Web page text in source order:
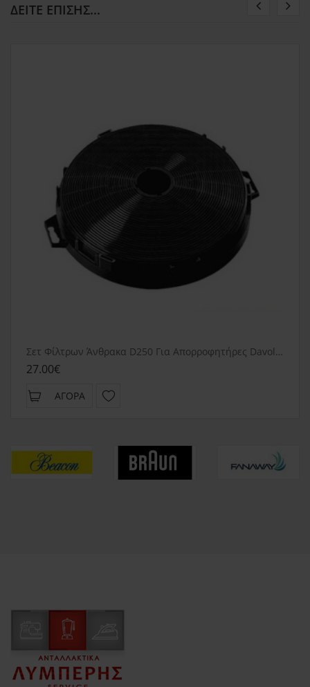
ΔΕΊΤΕ ΕΠΊΣΗΣ...
Σετ Φίλτρων Άνθρακα D250 Για Απορροφητήρες Davoline
27.00€
ΑΓΟΡΆ